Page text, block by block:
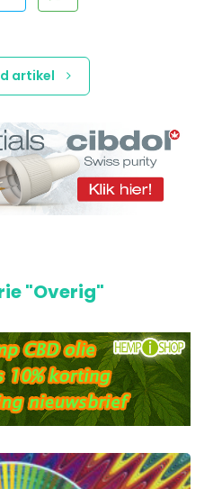
artikel
"Overig"